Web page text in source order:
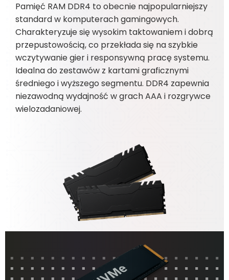
Pamięć RAM DDR4 to obecnie najpopularniejszy
standard w komputerach gamingowych.
Charakteryzuje się wysokim taktowaniem i dobrą
przepustowością, co przekłada się na szybkie
wczytywanie gier i responsywną pracę systemu.
Idealna do zestawów z kartami graficznymi
średniego i wyższego segmentu. DDR4 zapewnia
niezawodną wydajność w grach AAA i rozgrywce
wielozadaniowej.